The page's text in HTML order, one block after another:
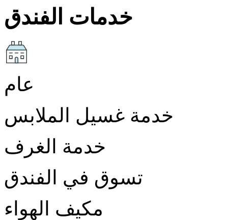
خدمات الفندق
عام
خدمة غسيل الملابس
خدمة الغرف
تسوق في الفندق
مكيف الهواء